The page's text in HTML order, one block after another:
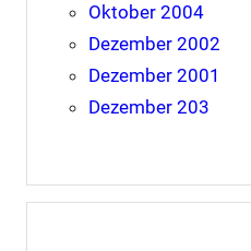
Oktober 2004
Dezember 2002
Dezember 2001
Dezember 203